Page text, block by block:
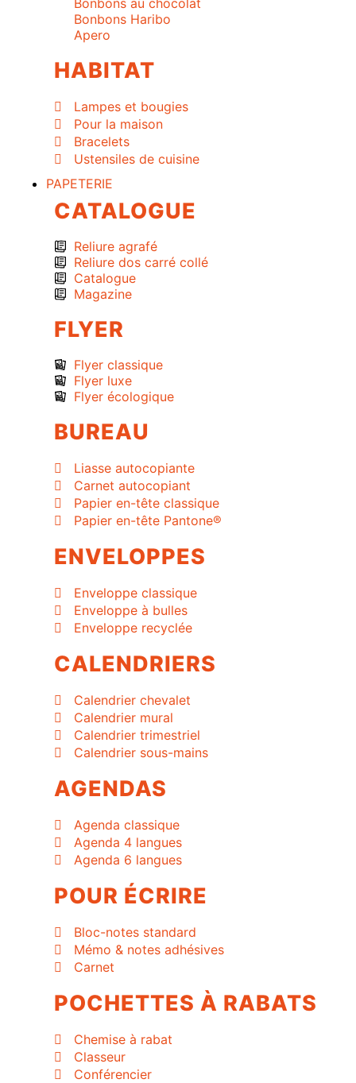
Bonbons au chocolat
Bonbons Haribo
Apero
HABITAT
Lampes et bougies
Pour la maison
Bracelets
Ustensiles de cuisine
PAPETERIE
CATALOGUE
Reliure agrafé
Reliure dos carré collé
Catalogue
Magazine
FLYER
Flyer classique
Flyer luxe
Flyer écologique
BUREAU
Liasse autocopiante
Carnet autocopiant
Papier en-tête classique
Papier en-tête Pantone®
ENVELOPPES
Enveloppe classique
Enveloppe à bulles
Enveloppe recyclée
CALENDRIERS
Calendrier chevalet
Calendrier mural
Calendrier trimestriel
Calendrier sous-mains
AGENDAS
Agenda classique
Agenda 4 langues
Agenda 6 langues
POUR ÉCRIRE
Bloc-notes standard
Mémo & notes adhésives
Carnet
POCHETTES À RABATS
Chemise à rabat
Classeur
Conférencier